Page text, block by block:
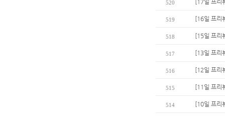
520 [17일 프리
519 [16일 프리
518 [15일 프리
517 [13일 프리
516 [12일 프리
515 [11일 프리
514 [10일 프리